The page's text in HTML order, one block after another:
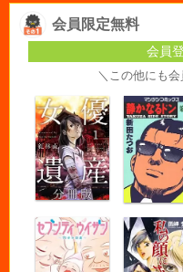
会員限定無料
会員
＼この他にも